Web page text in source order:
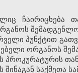
ჩაირიცხება
პუნქტით
ორგანოს
პროკურატურის
შინაგან საქმეთა